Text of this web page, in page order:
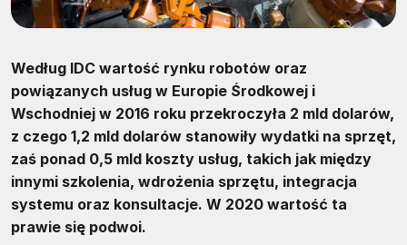
Według IDC wartość rynku robotów oraz
powiązanych usług w Europie Środkowej i
Wschodniej w 2016 roku przekroczyła 2 mld dolarów,
z czego 1,2 mld dolarów stanowiły wydatki na sprzęt,
zaś ponad 0,5 mld koszty usług, takich jak między
innymi szkolenia, wdrożenia sprzętu, integracja
systemu oraz konsultacje. W 2020 wartość ta
prawie się podwoi.